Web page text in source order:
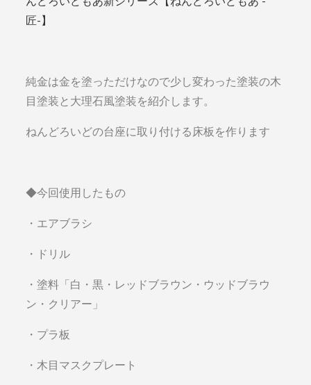
匠-】
純金は金を塗っただけなので少し変わった塗装の木
目塗装と大理石風塗装を紹介します。
ねんどろいどの台座に取り付ける床板を作ります
◆今回使用したもの
・エアブラシ
・ドリル
・塗料「白・黒・レッドブラウン・ウッドブラウ
ン・クリアー」
・プラ板
・木目マスクプレート